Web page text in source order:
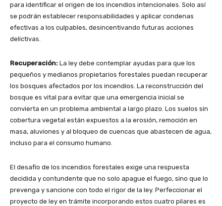
para identificar el origen de los incendios intencionales. Solo así
se podrán establecer responsabilidades y aplicar condenas
efectivas a los culpables, desincentivando futuras acciones
delictivas.
Recuperación: La ley debe contemplar ayudas para que los
pequeños y medianos propietarios forestales puedan recuperar
los bosques afectados por los incendios. La reconstrucción del
bosque es vital para evitar que una emergencia inicial se
convierta en un problema ambiental a largo plazo. Los suelos sin
cobertura vegetal están expuestos a la erosión, remoción en
masa, aluviones y al bloqueo de cuencas que abastecen de agua,
incluso para el consumo humano.
El desafío de los incendios forestales exige una respuesta
decidida y contundente que no solo apague el fuego, sino que lo
prevenga y sancione con todo el rigor de la ley. Perfeccionar el
proyecto de ley en trámite incorporando estos cuatro pilares es